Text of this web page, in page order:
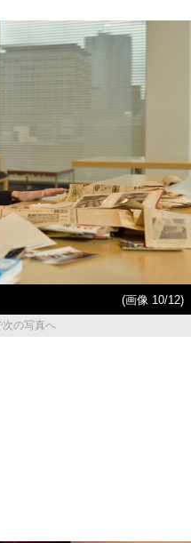
(画像 10/12)
の写真へ